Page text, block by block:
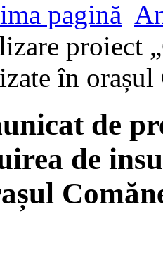
pagină
proiect
în orașul
de
de